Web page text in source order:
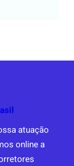
atuação
online a